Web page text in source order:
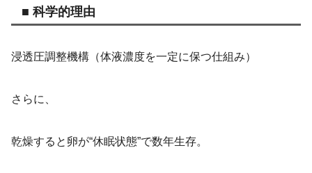
■ 科学的理由
浸透圧調整機構（体液濃度を一定に保つ仕組み）
さらに、
乾燥すると卵が“休眠状態”で数年生存。